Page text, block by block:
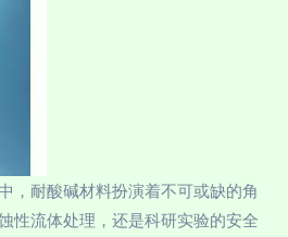
，耐酸碱材料扮演着不可或缺的角
性流体处理，还是科研实验的安全